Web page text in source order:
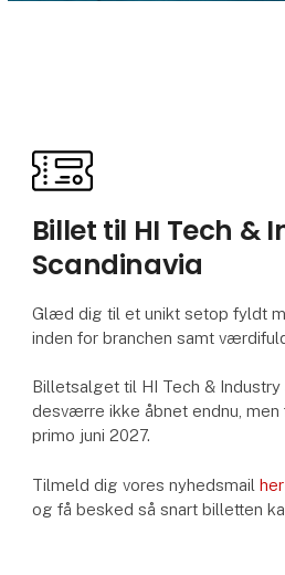
Billet til HI Tech &
Scandinavia
Glæd dig til et unikt setop fyldt
inden for branchen samt
Billetsalget til HI Tech & Industry
desværre ikke åbnet endnu, men
primo juni 2027.
Tilmeld dig vores nyhedsmail her
og få besked så snart billetten